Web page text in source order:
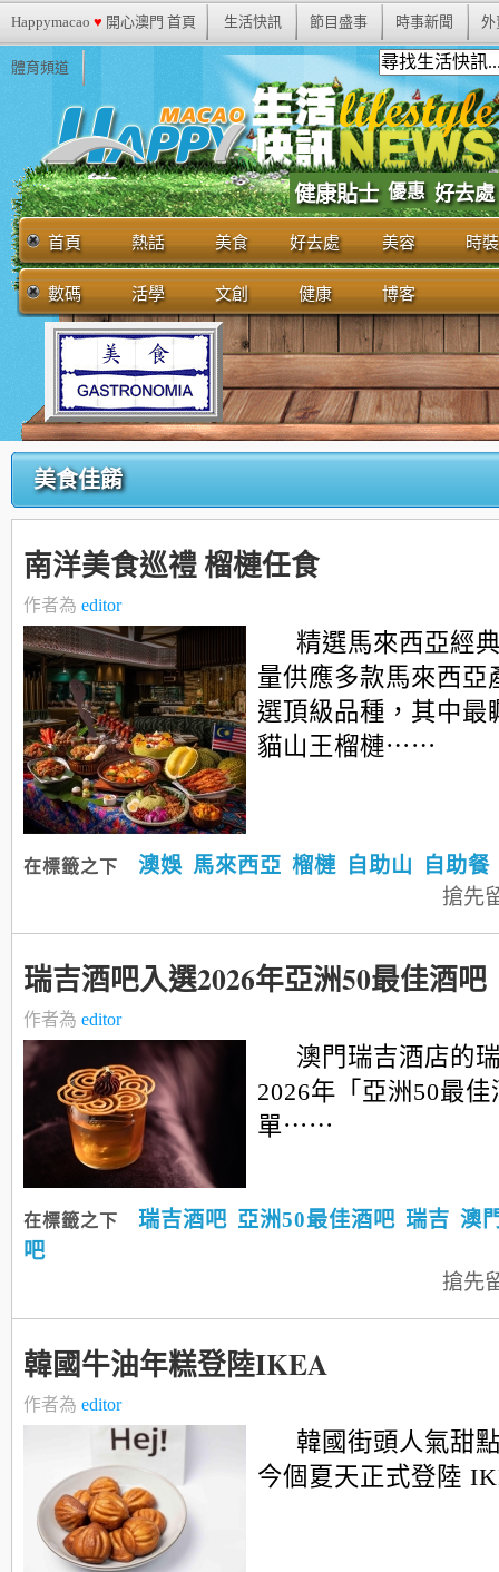
Happymacao ♥ 開心澳門 首頁 生活快訊 節目盛事 時事新聞 外
體育頻道
健康貼士 優惠 好去處
首頁 熱話 美食 好去處 美容 時裝
數碼 活學 文創 健康 博客
美食佳餚
南洋美食巡禮 榴槤任食
作者為 editor
精選馬來西亞經
量供應多款馬來西亞
選頂級品種，其中最
貓山王榴槤⋯⋯
在標籤之下 澳娛 馬來西亞 榴槤 自助山
自助餐
搶先
瑞吉酒吧入選2026年亞洲50最佳酒吧
作者為 editor
澳門瑞吉酒店的
2026年「亞洲50最
單⋯⋯
在標籤之下 瑞吉酒吧 亞洲50最佳酒吧 瑞吉 澳
吧
搶先
韓國牛油年糕登陸IKEA
作者為 editor
韓國街頭人氣甜
今個夏天正式登陸